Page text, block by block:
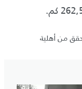
من أهلية